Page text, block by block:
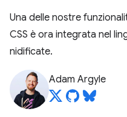
Una delle nostre
CSS è ora integrata nel
nidificate.
Adam Argyle